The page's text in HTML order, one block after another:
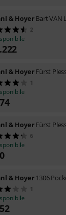
& HoyerBart VAN
2
& HoyerFürst
1
& HoyerFürst
6
& Hoyer1306
1